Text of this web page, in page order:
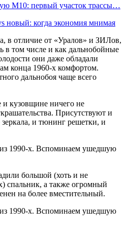
М10: первый участок трассы…
новый: когда экономия мнимая
в отличие от «Уралов» и ЗИЛов,
в том числе и как дальнобойные
они даже обладали
конца 1960-х комфортом.
дальнобоя чаще всего
кузовщине ничего не
Присутствуют и
зеркала, и тюнинг решетки, и
большой (хоть и не
спальник, а также огромный
на более вместительный.